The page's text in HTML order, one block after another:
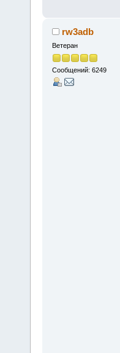
rw3adb
Ветеран
Сообщений: 6249